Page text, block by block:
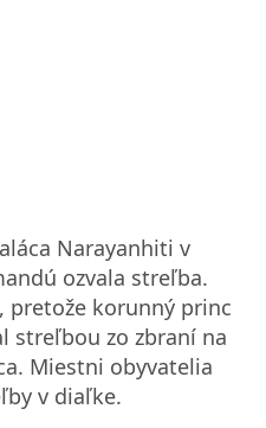
Narayanhiti v
ozvala streľba.
pretože korunný princ
streľbou zo zbraní na
Miestni obyvatelia
v diaľke.